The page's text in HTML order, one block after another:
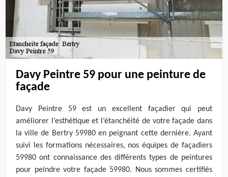
Davy Peintre 59 pour une peinture de
façade
Davy Peintre 59 est un excellent façadier qui peut
améliorer l’esthétique et l’étanchéité de votre façade dans
la ville de Bertry 59980 en peignant cette dernière. Ayant
suivi les formations nécessaires, nos équipes de façadiers
59980 ont connaissance des différents types de peintures
pour peindre votre façade 59980. Nous sommes certifiés